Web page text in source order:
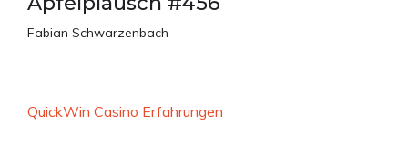
Fabian Schwarzenbach
QuickWin Casino Erfahrungen